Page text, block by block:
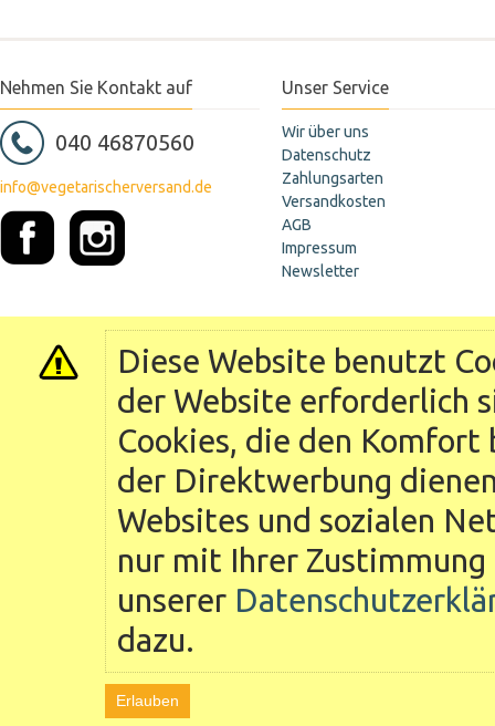
Nehmen Sie Kontakt auf
040 46870560
info@vegetarischerversand.de
Unser Service
Wir über uns
Datenschutz
Zahlungsarten
Versandkosten
AGB
Impressum
Newsletter
Diese Website benutzt
der Website erforderlich
Cookies, die den
der Direktwerbung
Websites und sozialen
nur mit Ihrer
unserer
dazu.
Erlauben